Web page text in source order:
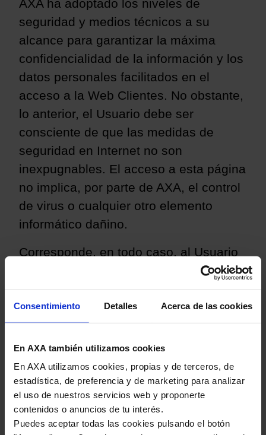
Consentimiento Detalles Acerca de las cookies
En AXA también utilizamos cookies
En AXA utilizamos cookies, propias y de terceros, de
estadística, de preferencia y de marketing para analizar
el uso de nuestros servicios web y proponerte
contenidos o anuncios de tu interés.
Puedes aceptar todas las cookies pulsando el botón
AXA ha adoptado los niveles de
seguridad y medios técnicos a su
alcance para garantizar la máxima
confidencialidad de la información y los
datos personales facilitados en el
acceso a la Web Clientes. No obstante,
lo anterior, el Usuario debe ser
consciente de que las medidas de
seguridad en Internet no son
inexpugnables. El acceso a esta página
no implica, por parte de AXA, el control
de virus o cualquier otro elemento
informático dañino.
Corresponde, en todo caso, al Usuario
herramientas adecuadas para la
detección y, en su caso supresión, de
tales elementos.
VIII.- RESPONSABILIDAD POR LOS
ENLACES INCLUIDOS EN LA RED
AXAno será responsable de la
información que dirija al cliente de sus